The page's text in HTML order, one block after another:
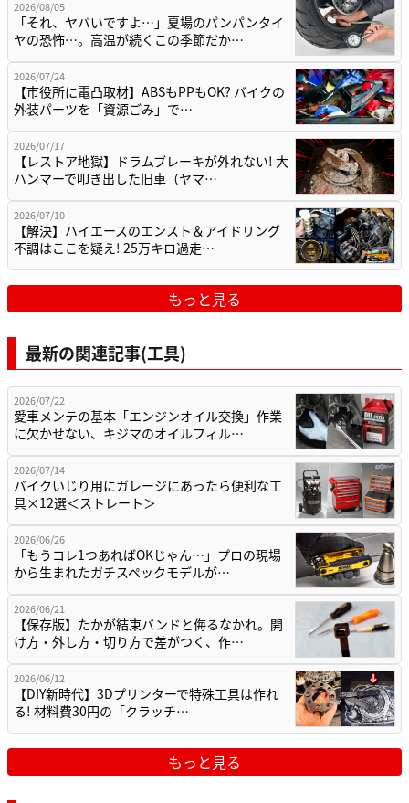
2026/08/05
「それ、ヤバいですよ…」夏場のパンパンタイ
ヤの恐怖…。高温が続くこの季節だか…
2026/07/24
【市役所に電凸取材】ABSもPPもOK? バイクの
外装パーツを「資源ごみ」で…
2026/07/17
【レストア地獄】ドラムブレーキが外れない! 大
ハンマーで叩き出した旧車（ヤマ…
2026/07/10
【解決】ハイエースのエンスト＆アイドリング
不調はここを疑え! 25万キロ過走…
もっと見る
最新の関連記事(工具)
2026/07/22
愛車メンテの基本「エンジンオイル交換」作業
に欠かせない、キジマのオイルフィル…
2026/07/14
バイクいじり用にガレージにあったら便利な工
具×12選＜ストレート＞
2026/06/26
「もうコレ1つあればOKじゃん…」プロの現場
から生まれたガチスペックモデルが…
2026/06/21
【保存版】たかが結束バンドと侮るなかれ。開
け方・外し方・切り方で差がつく、作…
2026/06/12
【DIY新時代】3Dプリンターで特殊工具は作れ
る! 材料費30円の「クラッチ…
もっと見る